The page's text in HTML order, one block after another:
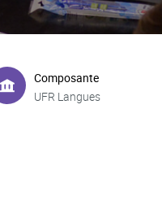
Composante
UFR Langues